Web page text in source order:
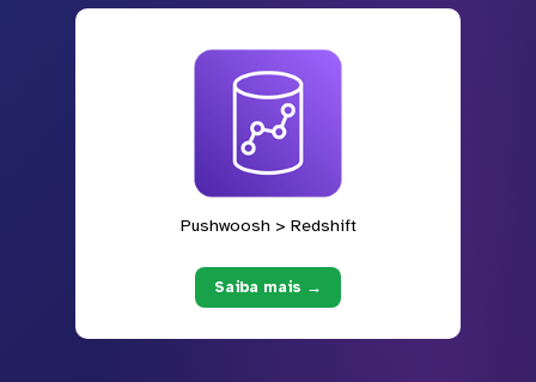
Pushwoosh > Redshift
Saiba mais →